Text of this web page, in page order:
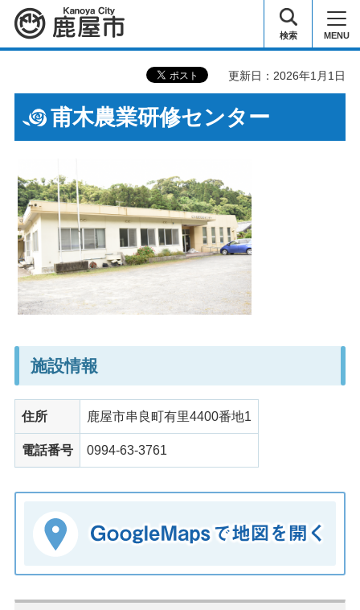
鹿屋市 検索 MENU
更新日：2026年1月1日
甫木農業研修センター
施設情報
住所 鹿屋市串良町有里4400番地1
電話番号 0994-63-3761